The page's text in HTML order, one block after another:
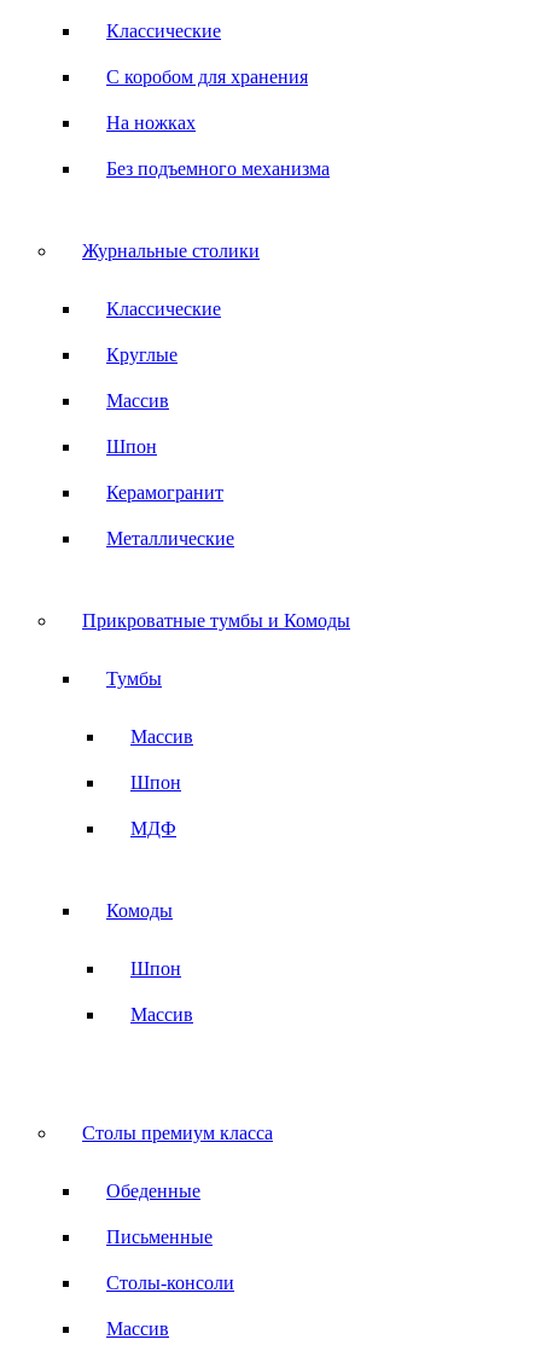
Классические
С коробом для хранения
На ножках
Без подъемного механизма
Журнальные столики
Классические
Круглые
Массив
Шпон
Керамогранит
Металлические
Прикроватные тумбы и Комоды
Тумбы
Массив
Шпон
МДФ
Комоды
Шпон
Массив
Столы премиум класса
Обеденные
Письменные
Столы-консоли
Массив